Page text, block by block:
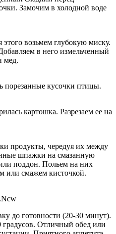
Замочим в холодной воде
возьмем глубокую миску.
в него измельченный
мед.
порезанные кусочки птицы.
картошка. Разрезаем ее на
продукты, чередуя их между
шпажки на смазанную
поддон. Польем на них
или смажем кисточкой.
до готовности (20-30 минут).
градусов. Отличный обед или